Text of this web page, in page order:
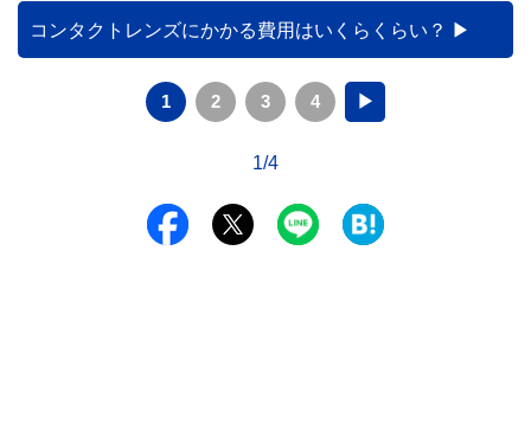
コンタクトレンズにかかる費用はいくらくらい？
1 2 3 4 ▶
1/4